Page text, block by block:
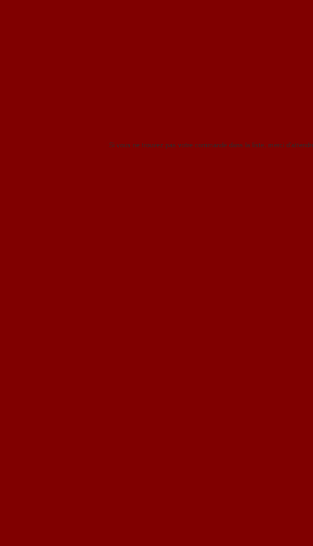
Si vous ne trouvez pas votre commande dans la liste, merci